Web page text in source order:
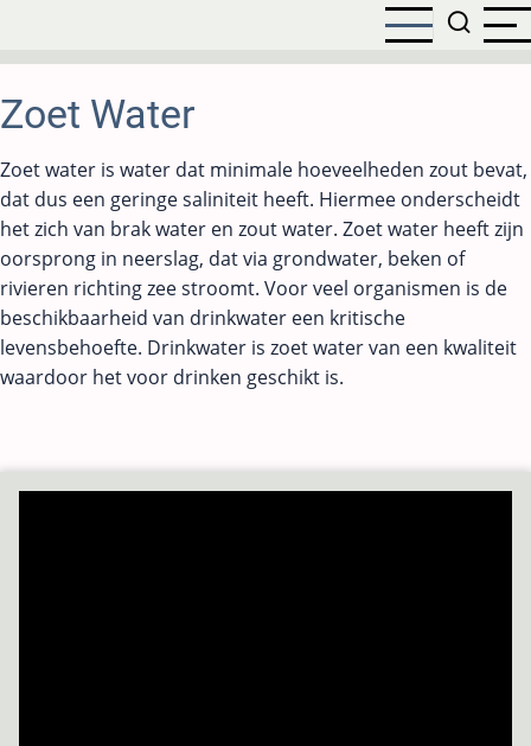
de
inhoud
gaan
Zoet Water
Zoet water is water dat minimale hoeveelheden zout bevat,
dat dus een geringe saliniteit heeft. Hiermee onderscheidt
het zich van brak water en zout water. Zoet water heeft zijn
oorsprong in neerslag, dat via grondwater, beken of
rivieren richting zee stroomt. Voor veel organismen is de
beschikbaarheid van drinkwater een kritische
levensbehoefte. Drinkwater is zoet water van een kwaliteit
waardoor het voor drinken geschikt is.